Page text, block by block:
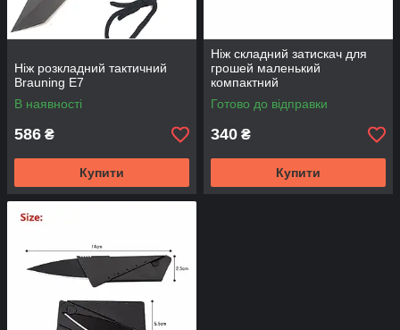
Ніж розкладний тактичний
Brauning E7
В наявності
586 ₴
Купити
Ніж складний затискач для
грошей маленький
компактний
Готово до відправки
340 ₴
Купити